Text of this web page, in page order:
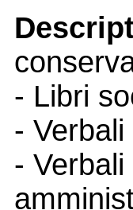
- Libri
-
-